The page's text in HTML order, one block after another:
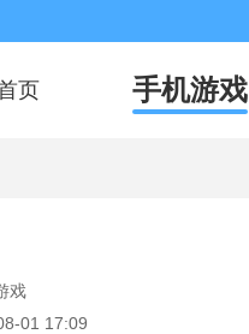
页 手机游戏
戏
01 17:09